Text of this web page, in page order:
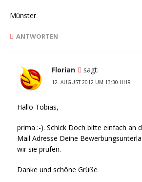
Münster
ANTWORTEN
Florian sagt:
12. AUGUST 2012 UM 13:30 UHR
Hallo Tobias,
prima :-). Schick Doch bitte einfach an
Mail Adresse Deine
wir sie prüfen.
Danke und schöne Grüße